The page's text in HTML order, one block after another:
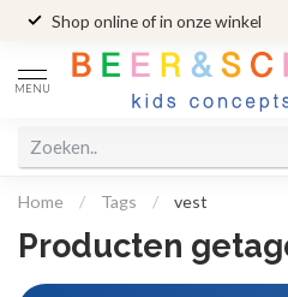
Shop online of in onze winkel
MENU
Home / Tags / vest
Producten